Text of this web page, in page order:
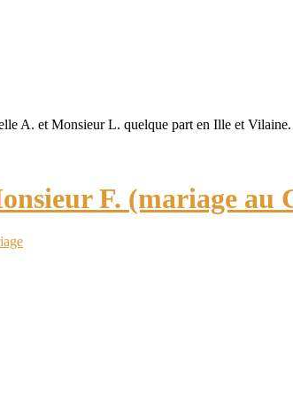
A. et Monsieur L. quelque part en Ille et Vilaine.
F. (mariage au